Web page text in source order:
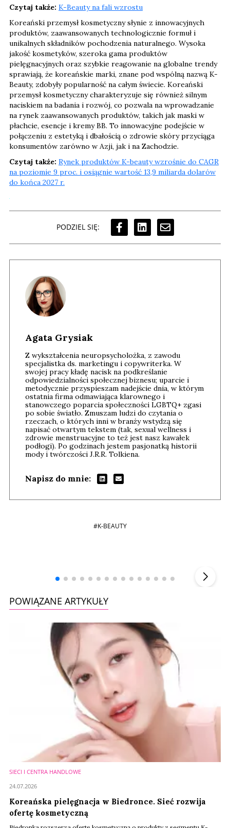
Czytaj także: K-Beauty na fali wzrostu
Koreański przemysł kosmetyczny słynie z innowacyjnych
produktów, zaawansowanych technologicznie formuł i
unikalnych składników pochodzenia naturalnego. Wysoka
jakość kosmetyków, szeroka gama produktów
pielęgnacyjnych oraz szybkie reagowanie na globalne trendy
sprawiają, że koreańskie marki, znane pod wspólną nazwą K-
Beauty, zdobyły popularność na całym świecie. Koreański
przemysł kosmetyczny charakteryzuje się również silnym
naciskiem na badania i rozwój, co pozwala na wprowadzanie
na rynek zaawansowanych produktów, takich jak maski w
płachcie, esencje i kremy BB. To innowacyjne podejście w
połączeniu z estetyką i dbałością o zdrowie skóry przyciąga
konsumentów zarówno w Azji, jak i na Zachodzie.
Czytaj także: Rynek produktów K-beauty wzrośnie do CAGR
na poziomie 9 proc. i osiągnie wartość 13,9 miliarda dolarów
do końca 2027 r.
PODZIEL SIĘ:
Agata Grysiak
Z wykształcenia neuropsycholożka, z zawodu
specjalistka ds. marketingu i copywriterka. W
swojej pracy kładę nacisk na podkreślanie
odpowiedzialności społecznej biznesu; uparcie i
metodycznie przyspieszam nadejście dnia, w którym
ostatnia firma odmawiająca klarownego i
stanowczego poparcia społeczności LGBTQ+ zgasi
po sobie światło. Zmuszam ludzi do czytania o
rzeczach, o których inni w branży wstydzą się
napisać otwartym tekstem (tak, sexual wellness i
zdrowie menstruacyjne to też jest nasz kawałek
podłogi). Po godzinach jestem pasjonatką historii
mody i twórczości J.R.R. Tolkiena.
Napisz do mnie:
#K-BEAUTY
POWIĄZANE ARTYKUŁY
SIECI I CENTRA HANDLOWE
Koreańska pielęgnacja w Biedronce. Sieć rozwija
ofertę kosmetyczną
24.07.2026